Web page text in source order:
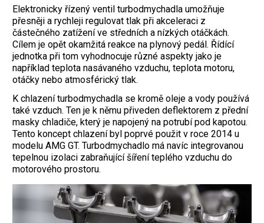
Elektronicky řízený ventil turbodmychadla umožňuje
přesněji a rychleji regulovat tlak při akceleraci z
částečného zatížení ve středních a nízkých otáčkách.
Cílem je opět okamžitá reakce na plynový pedál. Řídící
jednotka při tom vyhodnocuje různé aspekty jako je
například teplota nasávaného vzduchu, teplota motoru,
otáčky nebo atmosférický tlak.
K chlazení turbodmychadla se kromě oleje a vody používá
také vzduch. Ten je k němu přiveden deflektorem z přední
masky chladiče, který je napojený na potrubí pod kapotou.
Tento koncept chlazení byl poprvé použit v roce 2014 u
modelu AMG GT. Turbodmychadlo má navíc integrovanou
tepelnou izolaci zabraňující šíření teplého vzduchu do
motorového prostoru.